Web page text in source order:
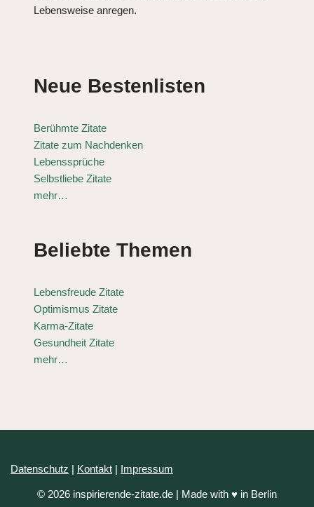
Lebensweise anregen.
Neue Bestenlisten
Berühmte Zitate
Zitate zum Nachdenken
Lebenssprüche
Selbstliebe Zitate
mehr…
Beliebte Themen
Lebensfreude Zitate
Optimismus Zitate
Karma-Zitate
Gesundheit Zitate
mehr…
Datenschutz | Kontakt | Impressum
© 2026 inspirierende-zitate.de | Made with ♥ in Berlin